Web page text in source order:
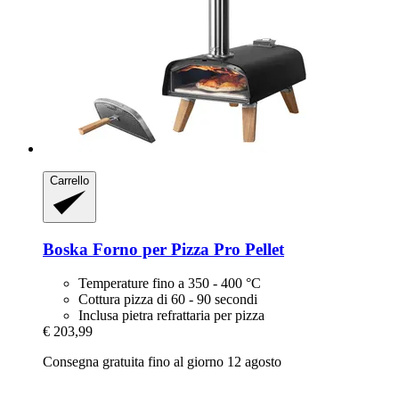
Carrello
Boska Forno per Pizza Pro Pellet
Temperature fino a 350 - 400 °C
Cottura pizza di 60 - 90 secondi
Inclusa pietra refrattaria per pizza
€ 203,99
Consegna gratuita fino al giorno 12 agosto